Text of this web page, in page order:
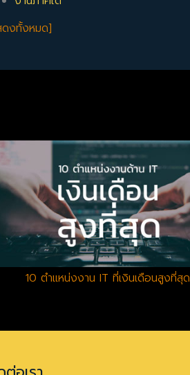
งทั้งหมด]
10 ตำแหน่งงาน IT ที่เงินเดือนสูงที่สุด